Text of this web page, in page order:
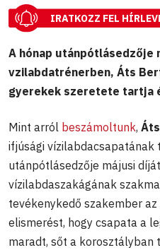
IRATKOZZ FEL
A hónap utánpótlásedzője
vzilabdatrénerben, Áts
gyerekek szeretete tartja
Mint arról beszámoltunk,
ifjúsági vízilabdacsapatának
utánpótlásedzője májusi
vízilabdaszakágának
tevékenykedő szakember
elismerést, hogy csapata a
maradt, sőt a korosztályban